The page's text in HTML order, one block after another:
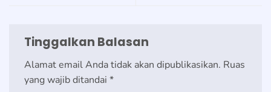
Tinggalkan Balasan
Alamat email Anda tidak akan dipublikasikan. Ruas
yang wajib ditandai *